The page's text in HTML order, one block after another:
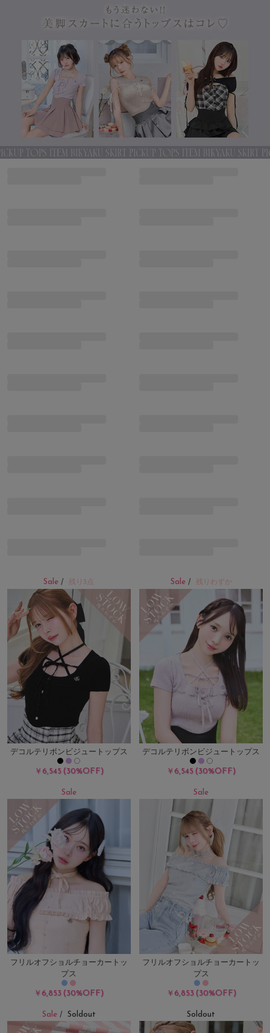
Sale / 残り3点
デコルテリボンビジュートップス
￥6,545 (30%OFF)
Sale/ 残りわずか
デコルテリボンビジュートップス
￥6,545 (30%OFF)
Sale
フリルオフショルチョーカートッ
プス
￥6,853 (30%OFF)
Sale
フリルオフショルチョーカートッ
プス
￥6,853 (30%OFF)
Sale/ Soldout Soldout